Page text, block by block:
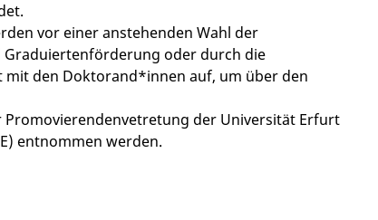
vor einer anstehenden Wahl der
Graduiertenförderung oder durch die
den Doktorand*innen auf, um über den
der Universität Erfurt
entnommen werden.